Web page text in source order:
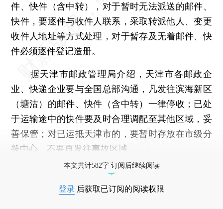
件、快件（含中转），对于暂时无法派送的邮件、
快件，要逐件与收件人联系，采取转派他人、变更
收件人地址等方式处理，对于暂存及无着邮件、快
件必须逐件登记造册。
据天津市邮政管理局介绍，天津市各邮政企
业、快递企业要与全国总部沟通，凡发往滨海新区
（塘沽）的邮件、快件（含中转）一律停收；已处
于运输途中的快件要及时合理调配至其他区域，妥
善保管；对已运抵天津市的，要暂时存放在市级分
拨中心，不要再发往事故区域。
本文共计582字 订阅后继续阅读
登录 后获取已订阅的阅读权限